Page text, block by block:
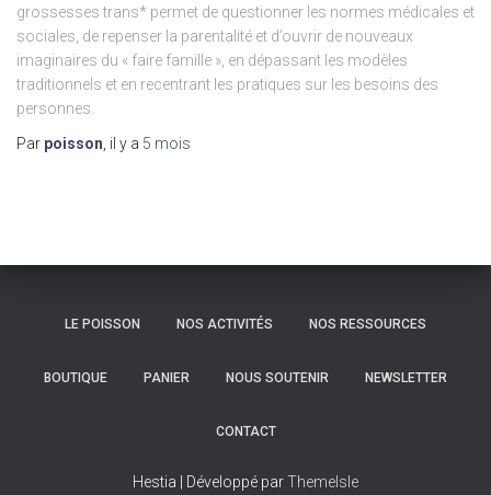
grossesses trans* permet de questionner les normes médicales et
sociales, de repenser la parentalité et d’ouvrir de nouveaux
imaginaires du « faire famille », en dépassant les modèles
traditionnels et en recentrant les pratiques sur les besoins des
personnes.
Par poisson , il y a 5 mois
LE POISSON NOS ACTIVITÉS NOS RESSOURCES
BOUTIQUE PANIER NOUS SOUTENIR NEWSLETTER
CONTACT
Hestia | Développé parThemeIsle